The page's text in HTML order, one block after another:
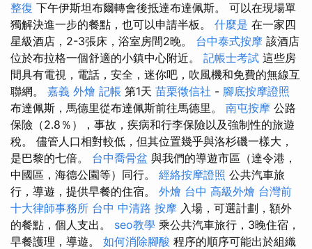
整復 下午伊斯坦布爾轉會後抵達布達佩斯。 可以在現場單
獨解決進一步的餐點，也可以申請半板。 什麼是 在一家四
星級酒店，2-3張床，浴室房間2晚。 台中泰式按摩 該酒店
位於布拉格一個舒適的小鎮中心附近。 記帳士考試 這些房
間具有電視，電話，安全，迷你吧，吹風機和免費的無線互
聯網。 嘉義 外燴 記帳 第1天 苗栗徵信社 - 腳底按摩證照
布達佩斯，馬德里從布達佩斯前往馬德里。 南屯按摩 公路
保險（2.8％），事故，疾病和行李保險以及強制性的旅遊
稅。 儘管人口相對較低，但其位置幾乎與洛杉磯一樣大，
是巴黎的七倍。 台中喬骨盆 與我們的導遊市區（達令港，
中國區，海德公園等）同行。 經絡按摩證照 公共汽車旅
行，導遊，提供早餐的住宿。 外燴 台中 高級外燴 台灣前
十大律師事務所 台中 中清路 按摩 入場，可選計劃，額外
的餐點，個人支出。 seo教學 乘公共汽車旅行，3晚住宿，
早餐護理，導遊。 如何消除腳酸 程序的順序可能出於組織